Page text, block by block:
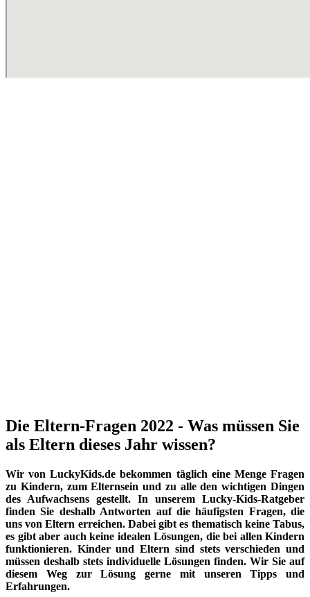
Die Eltern-Fragen 2022 - Was müssen Sie
als Eltern dieses Jahr wissen?
Wir von LuckyKids.de bekommen täglich eine Menge Fragen
zu Kindern, zum Elternsein und zu alle den wichtigen Dingen
des Aufwachsens gestellt. In unserem Lucky-Kids-Ratgeber
finden Sie deshalb Antworten auf die häufigsten Fragen, die
uns von Eltern erreichen. Dabei gibt es thematisch keine Tabus,
es gibt aber auch keine idealen Lösungen, die bei allen Kindern
funktionieren. Kinder und Eltern sind stets verschieden und
müssen deshalb stets individuelle Lösungen finden. Wir Sie auf
diesem Weg zur Lösung gerne mit unseren Tipps und
Erfahrungen.